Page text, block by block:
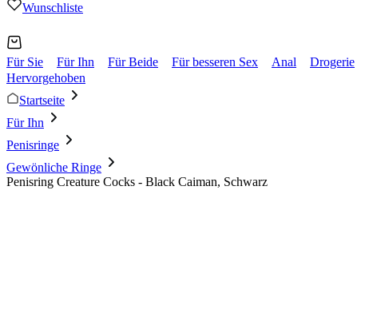
Wunschliste
Für Sie Für Ihn Für Beide Für besseren Sex Anal Drogerie
Hervorgehoben
Startseite
Für Ihn
Penisringe
Gewönliche Ringe
Penisring Creature Cocks - Black Caiman, Schwarz